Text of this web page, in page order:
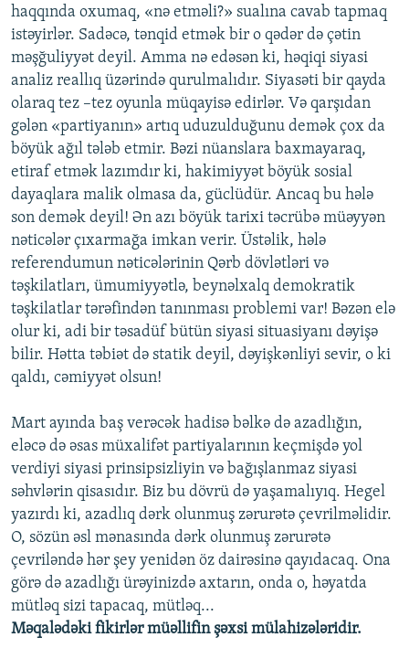
haqqında oxumaq, «nə etməli?» sualına cavab tapmaq
istəyirlər. Sadəcə, tənqid etmək bir o qədər də çətin
məşğuliyyət deyil. Amma nə edəsən ki, həqiqi siyasi
analiz reallıq üzərində qurulmalıdır. Siyasəti bir qayda
olaraq tez –tez oyunla müqayisə edirlər. Və qarşıdan
gələn «partiyanın» artıq uduzulduğunu demək çox da
böyük ağıl tələb etmir. Bəzi nüanslara baxmayaraq,
etiraf etmək lazımdır ki, hakimiyyət böyük sosial
dayaqlara malik olmasa da, güclüdür. Ancaq bu hələ
son demək deyil! Ən azı böyük tarixi təcrübə müəyyən
nəticələr çıxarmağa imkan verir. Üstəlik, hələ
referendumun nəticələrinin Qərb dövlətləri və
təşkilatları, ümumiyyətlə, beynəlxalq demokratik
təşkilatlar tərəfindən tanınması problemi var! Bəzən elə
olur ki, adi bir təsadüf bütün siyasi situasiyanı dəyişə
bilir. Hətta təbiət də statik deyil, dəyişkənliyi sevir, o ki
qaldı, cəmiyyət olsun!
Mart ayında baş verəcək hadisə bəlkə də azadlığın,
eləcə də əsas müxalifət partiyalarının keçmişdə yol
verdiyi siyasi prinsipsizliyin və bağışlanmaz siyasi
səhvlərin qisasıdır. Biz bu dövrü də yaşamalıyıq. Hegel
yazırdı ki, azadlıq dərk olunmuş zərurətə çevrilməlidir.
O, sözün əsl mənasında dərk olunmuş zərurətə
çevriləndə hər şey yenidən öz dairəsinə qayıdacaq. Ona
görə də azadlığı ürəyinizdə axtarın, onda o, həyatda
mütləq sizi tapacaq, mütləq...
Məqalədəki fikirlər müəllifin şəxsi mülahizələridir.